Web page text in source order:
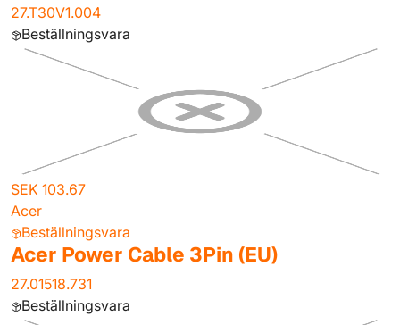
27.T30V1.004
Beställningsvara
SEK 103.67
Acer
Beställningsvara
Acer Power Cable 3Pin (EU)
27.01518.731
Beställningsvara